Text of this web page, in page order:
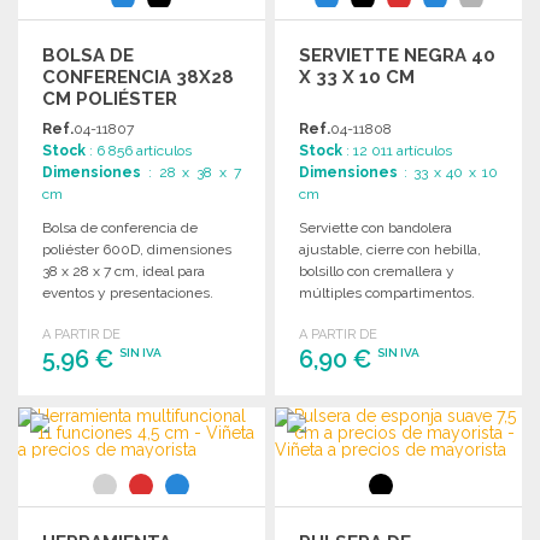
BOLSA DE
CONFERENCIA 38X28
CM POLIÉSTER
Ref.04-11807
Stock : 6 856 artículos
Dimensiones : 28 x 38 x 7
cm
Bolsa de conferencia de
poliéster 600D, dimensiones
38 x 28 x 7 cm, ideal para
eventos y presentaciones.
A PARTIR DE
5,96 € SIN IVA
PEDIR
Solicitar un presupuesto
SERVIETTE NEGRA 40
X 33 X 10 CM
Ref.04-11808
Stock : 12 011 artículos
Dimensiones : 33 x 40 x 10
cm
Serviette con bandolera
ajustable, cierre con hebilla,
bolsillo con cremallera y
múltiples compartimentos.
A PARTIR DE
6,90 €SIN IVA
PEDIR
Solicitar un presupuesto